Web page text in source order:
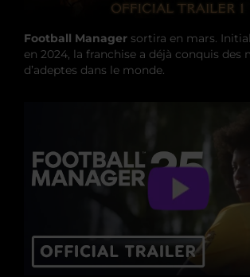
Football Manager sortira en mars.
en 2024, la franchise a déjà conquis des
d’adeptes dans le monde.